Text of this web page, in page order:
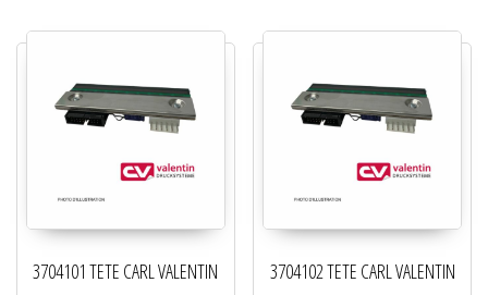
3704101 TETE CARL VALENTIN
3704102 TETE CARL VALENTIN